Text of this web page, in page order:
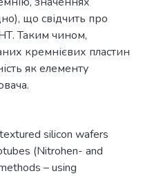
що свідчить про
Таким чином,
кремнієвих пластин
як елементу
silicon wafers
(Nitrohen- and
– using